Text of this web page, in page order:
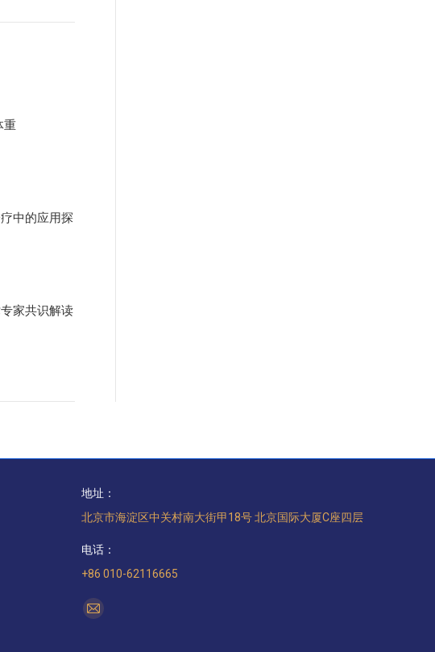
重
中的应用探
家共识解读
地址：
北京市海淀区中关村南大街甲18号 北京国际大厦C座四层
电话：
+86 010-62116665
找到我们：
Mail